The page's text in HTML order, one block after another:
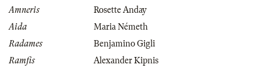
Amneris
Rosette Anday
Aida
Maria Németh
Radames
Benjamino Gigli
Ramfis
Alexander Kipnis